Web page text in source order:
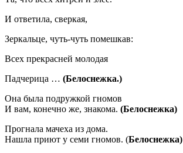
И ответила, сверкая,
Зеркальце, чуть-чуть помешкав:
Всех прекрасней молодая
Падчерица … (Белоснежка.)
Она была подружкой гномов
И вам, конечно же, знакома. (Белоснежка)
Прогнала мачеха из дома.
Нашла приют у семи гномов. (Белоснежка)